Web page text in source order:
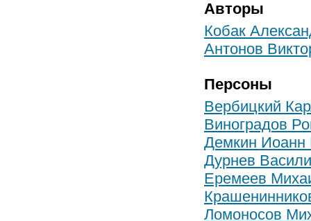
Авторы
Кобак
Антонов
Персоны
Вербицкий
Виноградов
Демкин Иоанн
Дурнев
Еремеев
Ломоносов